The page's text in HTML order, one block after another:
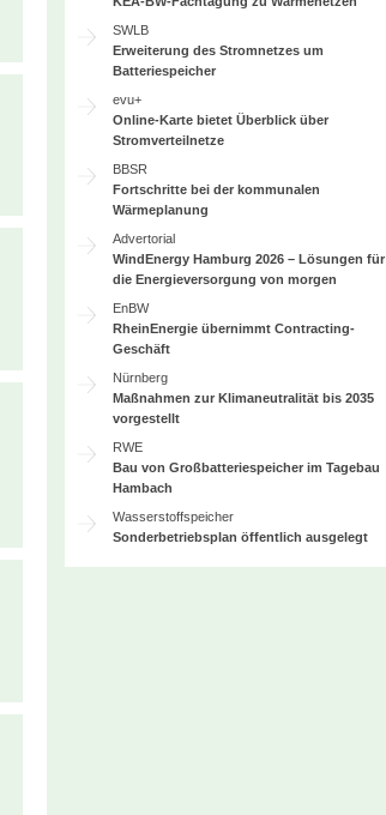
SWLB
Erweiterung des Stromnetzes um
Batteriespeicher
evu+
Online-Karte bietet Überblick über
Stromverteilnetze
BBSR
Fortschritte bei der kommunalen
Wärmeplanung
Advertorial
WindEnergy Hamburg 2026 – Lösungen für
die Energieversorgung von morgen
EnBW
RheinEnergie übernimmt Contracting-
Geschäft
Nürnberg
Maßnahmen zur Klimaneutralität bis 2035
vorgestellt
RWE
Bau von Großbatteriespeicher im Tagebau
Hambach
Wasserstoffspeicher
Sonderbetriebsplan öffentlich ausgelegt